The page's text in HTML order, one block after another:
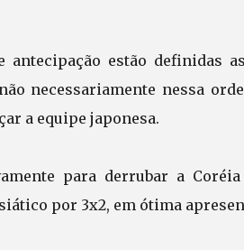
antecipação estão definidas
necessariamente nessa
a equipe japonesa.
para derrubar a
por 3x2, em ótima